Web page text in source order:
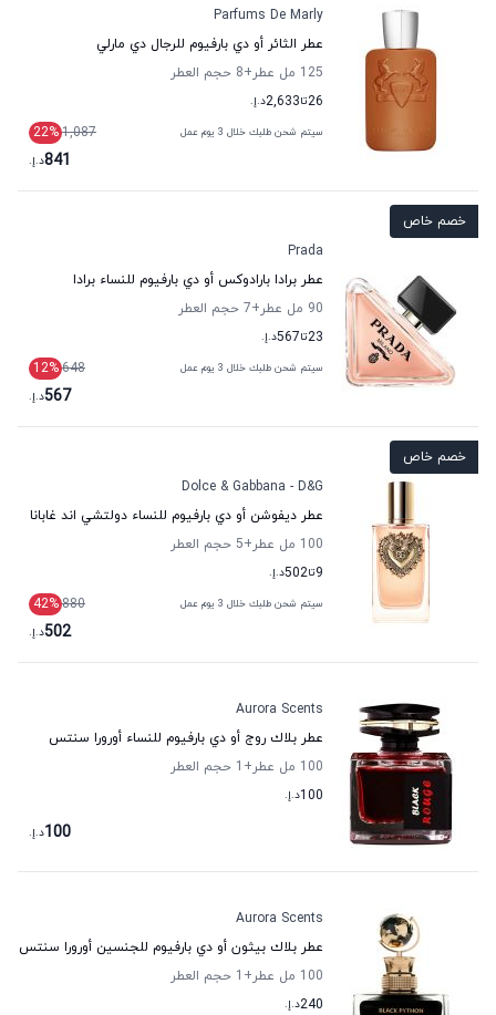
Parfums De Marly
عطر الثائر أو دي بارفيوم للرجال دي مارلي
125 مل عطر
+8
حجم العطر
26تا2,633د.إ.
سيتم شحن طلبك خلال 3 يوم عمل 1,087
22%
841د.إ.
خصم خاص
Prada
عطر برادا بارادوكس أو دي بارفيوم للنساء برادا
90 مل عطر
+7
حجم العطر
23تا567د.إ.
سيتم شحن طلبك خلال 3 يوم عمل 648
12%
567د.إ.
خصم خاص
Dolce & Gabbana - D&G
عطر ديفوشن أو دي بارفيوم للنساء دولتشي اند غابانا
100 مل عطر
+5
حجم العطر
9تا502د.إ.
سيتم شحن طلبك خلال 3 يوم عمل 880
42%
502د.إ.
Aurora Scents
عطر بلاك روج أو دي بارفيوم للنساء أورورا سنتس
100 مل عطر
+1
حجم العطر
100د.إ.
100د.إ.
Aurora Scents
عطر بلاك بيثون أو دي بارفيوم للجنسين أورورا سنتس
100 مل عطر
+1
حجم العطر
240د.إ.